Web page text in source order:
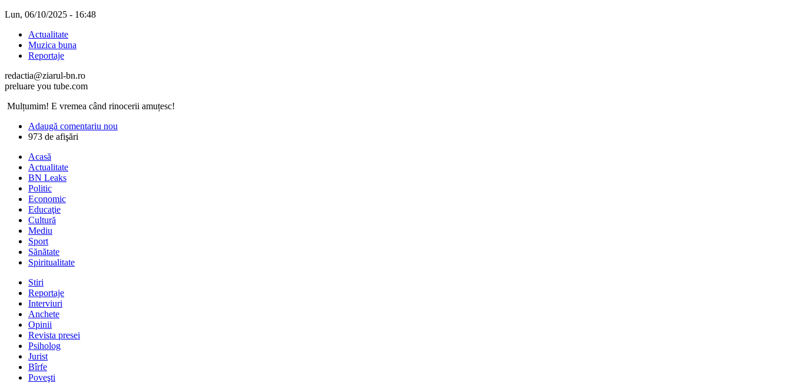
Lun, 06/10/2025 - 16:48
Actualitate
Muzica buna
Reportaje
redactia@ziarul-bn.ro
preluare you tube.com
Mulțumim! E vremea când rinocerii amuțesc!
Adaugă comentariu nou
973 de afişări
Acasă
Actualitate
BN Leaks
Politic
Economic
Educaţie
Cultură
Mediu
Sport
Sănătate
Spiritualitate
Stiri
Reportaje
Interviuri
Anchete
Opinii
Revista presei
Psiholog
Jurist
Bîrfe
Poveşti